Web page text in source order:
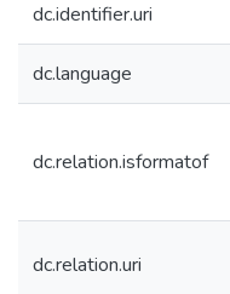
dc.identifier.uri
dc.language
dc.relation.isformatof
dc.relation.uri